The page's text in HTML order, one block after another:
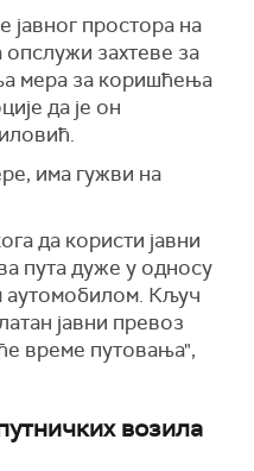
простора на
опслужи захтеве за
мера за коришћења
да је он
има гужви на
да користи јавни
пута дуже у односу
аутомобилом. Кључ
јавни превоз
време путовања",
возила